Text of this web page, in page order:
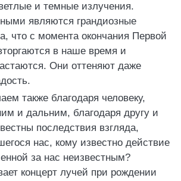
и темные излучения.
являются грандиозные
что с момента окончания Первой
в наше время и
Они оттеняют даже
также благодаря человеку,
и дальним, благодаря другу и
последствия взгляда,
нас, кому известно действие
за нас неизвестным?
концерт лучей при рождении